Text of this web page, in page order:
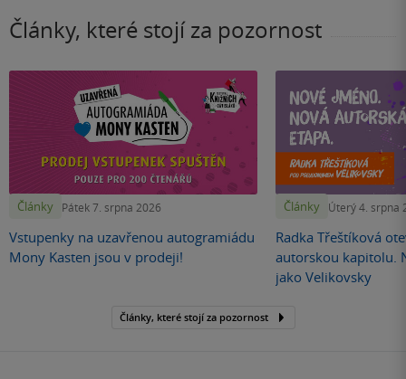
Články, které stojí za pozornost
Články Pátek 7. srpna 2026
Vstupenky na uzavřenou autogramiádu
Mony Kasten jsou v prodeji!
Články Úterý 4. srpna
Radka Třeštíková
autorskou kapitolu.
jako Velikovsky
Články, které stojí za pozornost